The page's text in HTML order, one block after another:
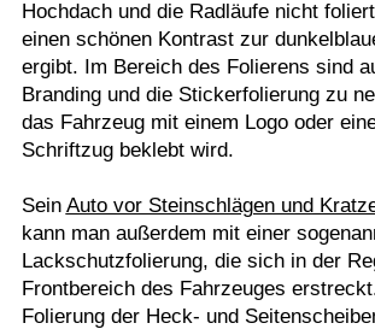
Hochdach und die Radläufe nicht
einen schönen Kontrast zur
ergibt. Im Bereich des Folierens sind
Branding und die Stickerfolierung zu
das Fahrzeug mit einem Logo oder
Schriftzug beklebt wird.
Sein Auto vor Steinschlägen und
kann man außerdem mit einer
Lackschutzfolierung, die sich in der
Frontbereich des Fahrzeuges
Folierung der Heck- und